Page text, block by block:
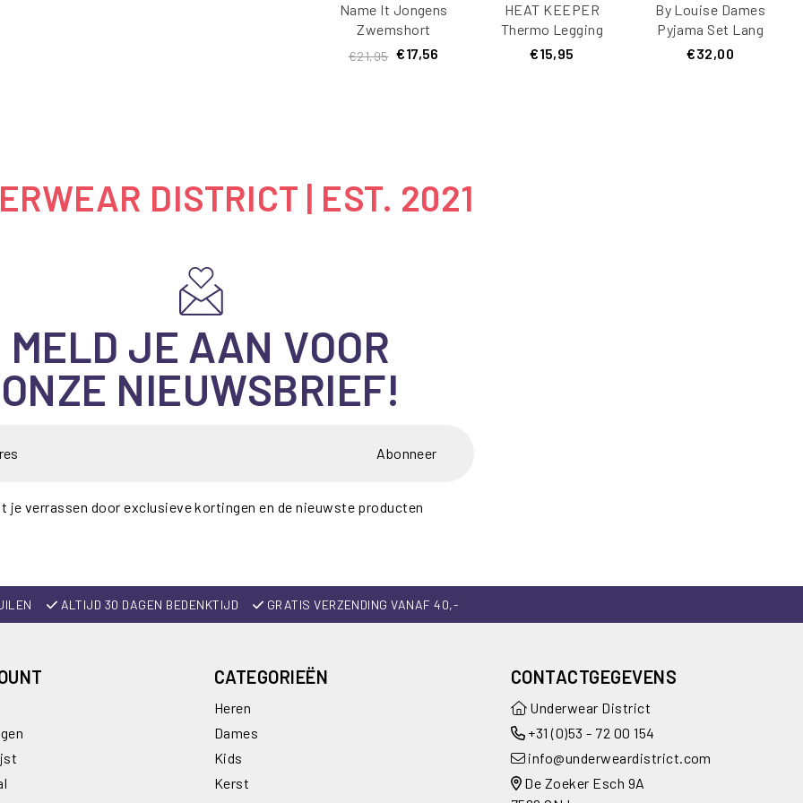
Name It Jongens
Zwemshort
NKMZADS Navy
€21,95 €17,56
HEAT KEEPER
Thermo Legging
Heren Zwart
€15,95
By Louise Dames
Pyjama Set Lang
Katoen Grijs / Roze
€32,00
DISTRICT | EST. 2021
MELD JE AAN VOOR
ONZE NIEUWSBRIEF!
Abonneer
je verrassen door exclusieve kortingen en de nieuwste producten
ALTIJD 30 DAGEN BEDENKTIJD GRATIS VERZENDING VANAF 40,-
CATEGORIEËN
Heren
Dames
Kids
Kerst
CONTACTGEGEVENS
Underwear District
+31 (0)53 - 72 00 154
info@underweardistrict.com
De Zoeker Esch 9A